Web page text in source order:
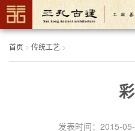
首页 > 传统工艺 >
发表时间：2015-